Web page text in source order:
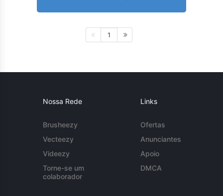
1
Nossa Rede
Brusheezy
Vecteezy
Videezy
Torne-se um
colaborador
Links
Ofertas
Anunciantes
Apoio
DMCA